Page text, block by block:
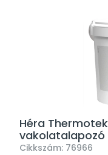
Héra
vakolatalapozó
Cikkszám: 76966